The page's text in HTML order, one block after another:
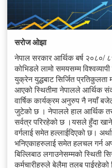
सरोज ओझा
नेपाल सरकार आर्थिक बर्ष २०८०/
कोभिडले लामो समयसम्म
युक्रेन युद्धबाट सिर्जित प्रतिकुलता
आएको स्थितीमा नेपालले आर्थिक
वार्षिक कार्यक्रम अनुरुप नै नयाँ
जुटेको छ । नेपालले हाल आर्थिक
सर्वत्र परिरहेको छ ।यसले हुँदा
वर्गलाई समेत हल्लाईदिएको छ।
भनिएकाहरुलाई समेत हलचल गर्न
बिल्लिबाठ लगाउनेसम्मको स्थिती
कर्मचारीहरुले बेलैमा तलब